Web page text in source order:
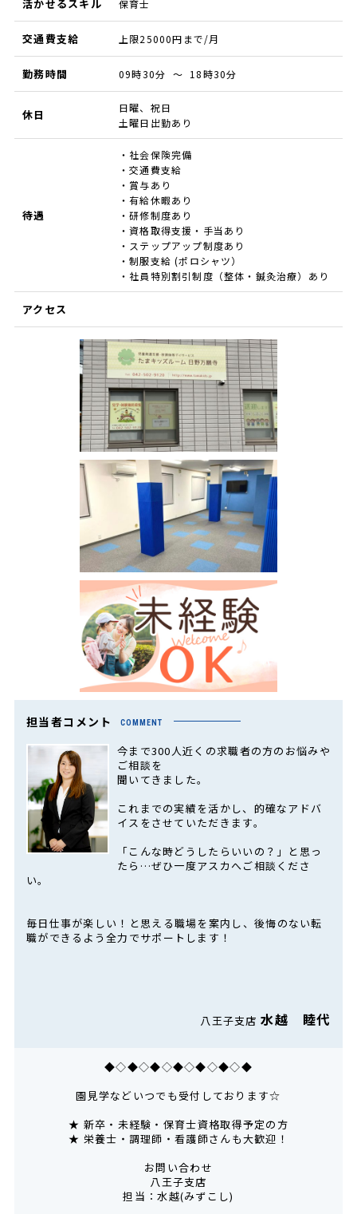
活かせるスキル 保育士
交通費支給 上限25000円まで/月
勤務時間 09時30分 ～ 18時30分
休日
日曜、祝日
土曜日出勤あり
待遇
・社会保険完備
・交通費支給
・賞与あり
・有給休暇あり
・研修制度あり
・資格取得支援・手当あり
・ステップアップ制度あり
・制服支給 (ポロシャツ）
・社員特別割引制度（整体・鍼灸治療）あり
アクセス
担当者コメント COMMENT
今まで300人近くの求職者の方のお悩みや
ご相談を
聞いてきました。
これまでの実績を活かし、的確なアドバ
イスをさせていただきます。
「こんな時どうしたらいいの？」と思っ
たら…ぜひ一度アスカへご相談くださ
い。
毎日仕事が楽しい！と思える職場を案内し、後悔のない転
職ができるよう全力でサポートします！
八王子支店水越 睦代
◆◇◆◇◆◇◆◇◆◇◆◇◆
園見学などいつでも受付しております☆
★ 新卒・未経験・保育士資格取得予定の方
★ 栄養士・調理師・看護師さんも大歓迎！
お問い合わせ
八王子支店
担当：水越(みずこし)